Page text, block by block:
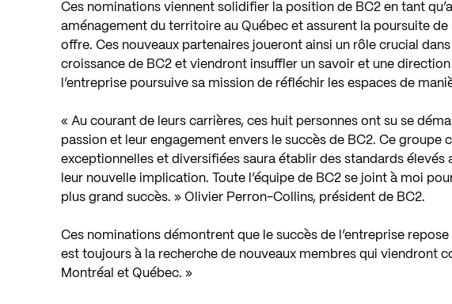
Ces nominations viennent solidifier la position de BC2 en tant
aménagement du territoire au Québec et assurent la poursuite de
offre. Ces nouveaux partenaires joueront ainsi un rôle crucial
croissance de BC2 et viendront insuffler un savoir et une
l’entreprise poursuive sa mission de réfléchir les espaces de
« Au courant de leurs carrières, ces huit personnes ont su se
passion et leur engagement envers le succès de BC2. Ce groupe
exceptionnelles et diversifiées saura établir des standards élevés
leur nouvelle implication. Toute l’équipe de BC2 se joint à moi
plus grand succès. » Olivier Perron-Collins, président de BC2.
Ces nominations démontrent que le succès de l’entreprise
est toujours à la recherche de nouveaux membres qui viendront
Montréal et Québec. »